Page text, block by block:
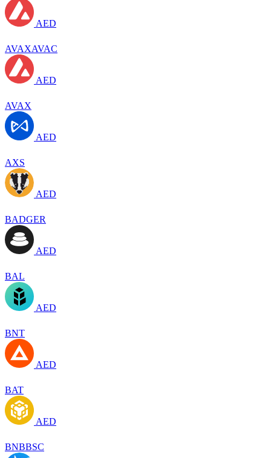
AED
AVAXAVAC
AED
AVAX
AED
AXS
AED
BADGER
AED
BAL
AED
BNT
AED
BAT
AED
BNBBSC